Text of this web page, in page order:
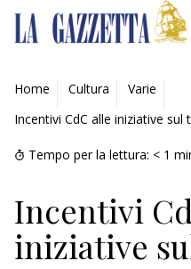
AMBIENTE
MOBILITÀ
INDUSTRIA
RICERCA
ECONOMIA
Home Cultura
Varie
Incentivi CdC alle iniziative sul
Tempo per la lettura: < 1
Incentivi
iniziative